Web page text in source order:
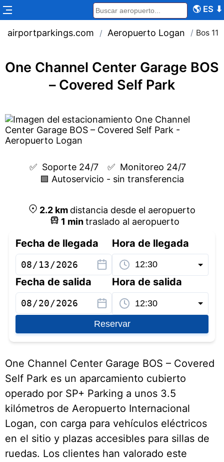
🌎 ES ⬇
airportparkings.com / Aeropuerto Logan / Bos
One Channel Center Garage BOS
– Covered Self Park
✅ Soporte 24/7 ✅ Monitoreo 24/7
🟩 Autoservicio - sin transferencia
2.2 km distancia desde el aeropuerto
1 mintraslado al aeropuerto
Fecha de llegada Hora de llegada
Fecha de salida Hora de salida
Reservar
One Channel Center Garage BOS – Covered
Self Park es un aparcamiento cubierto
operado por SP+ Parking a unos 3.5
kilómetros de Aeropuerto Internacional
Logan, con carga para vehículos eléctricos
en el sitio y plazas accesibles para sillas de
ruedas. Los clientes han valorado este